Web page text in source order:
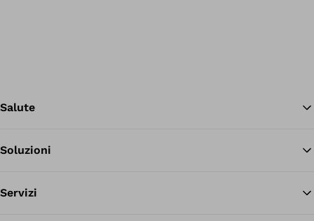
Salute
Soluzioni
Servizi